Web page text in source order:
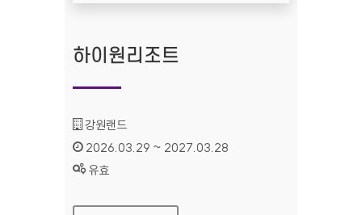
하이원리조트
기관명 :
강원랜드
인증기간 :
2026.03.29 ~ 2027.03.28
상태 :
유효